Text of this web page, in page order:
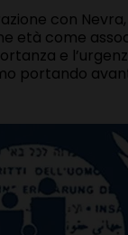
con
età come
e
portando